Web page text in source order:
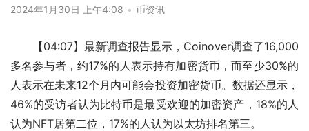
2024年1月30日 上午4:08 • 币资讯
【04:07】最新调查报告显示，Coinover调查了16,000
多名参与者，约17%的人表示持有加密货币，而至少30%的
人表示在未来12个月内可能会投资加密货币。数据还显示，
46%的受访者认为比特币是最受欢迎的加密资产，18%的人
认为NFT居第二位，17%的人认为以太坊排名第三。